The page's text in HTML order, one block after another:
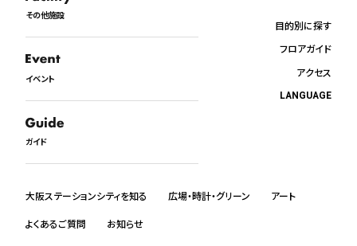
その他施設
イベント
ガイド
大阪ステーションシティを知る 広場・時計・グリーン アート
目的別に探す
フロアガイド
アクセス
LANGUAGE
ภาษาไทย
よくあるご質問 お知らせ